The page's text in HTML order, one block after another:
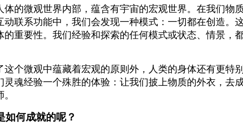
体的微观世界内部，蕴含有宇宙的宏观世界。在我们物
动联系功能中，我们会发现一种模式：一切都在创造。
的重要性。我们经验和探索的任何模式或状态、情景，
这个微观中蕴藏着宏观的原则外，人类的身体还有更特
灵魂经验一个殊胜的体验：让我们披上物质的外衣，去
如何成就的呢？